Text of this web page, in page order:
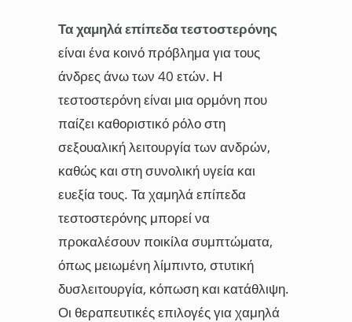
Τα χαμηλά επίπεδα τεστοστερόνης
είναι ένα κοινό πρόβλημα για τους
άνδρες άνω των 40 ετών. Η
τεστοστερόνη είναι μια ορμόνη που
παίζει καθοριστικό ρόλο στη
σεξουαλική λειτουργία των ανδρών,
καθώς και στη συνολική υγεία και
ευεξία τους. Τα χαμηλά επίπεδα
τεστοστερόνης μπορεί να
προκαλέσουν ποικίλα συμπτώματα,
όπως μειωμένη λίμπιντο, στυτική
δυσλειτουργία, κόπωση και κατάθλιψη.
Οι θεραπευτικές επιλογές για χαμηλά